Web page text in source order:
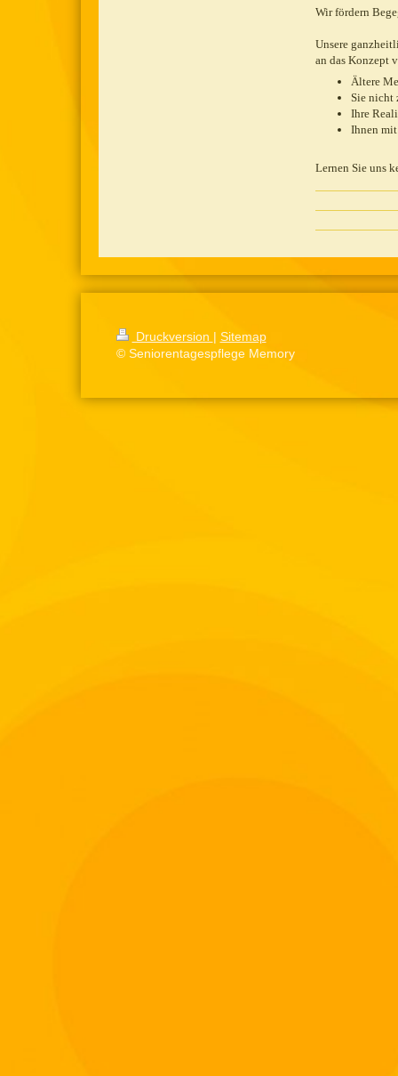
Wir fördern
Unsere
an das Konzept
Ältere
Sie nicht
Ihre
Ihnen mit
Lernen Sie uns
Druckversion | Sitemap
© Seniorentagespflege Memory